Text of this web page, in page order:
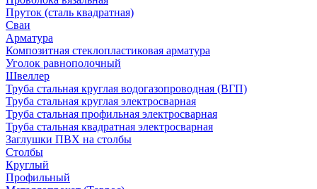
Пруток (сталь квадратная)
Сваи
Арматура
Композитная стеклопластиковая арматура
Уголок равнополочный
Швеллер
Труба стальная круглая водогазопроводная (ВГП)
Труба стальная круглая электросварная
Труба стальная профильная электросварная
Труба стальная квадратная электросварная
Заглушки ПВХ на столбы
Столбы
Круглый
Профильный